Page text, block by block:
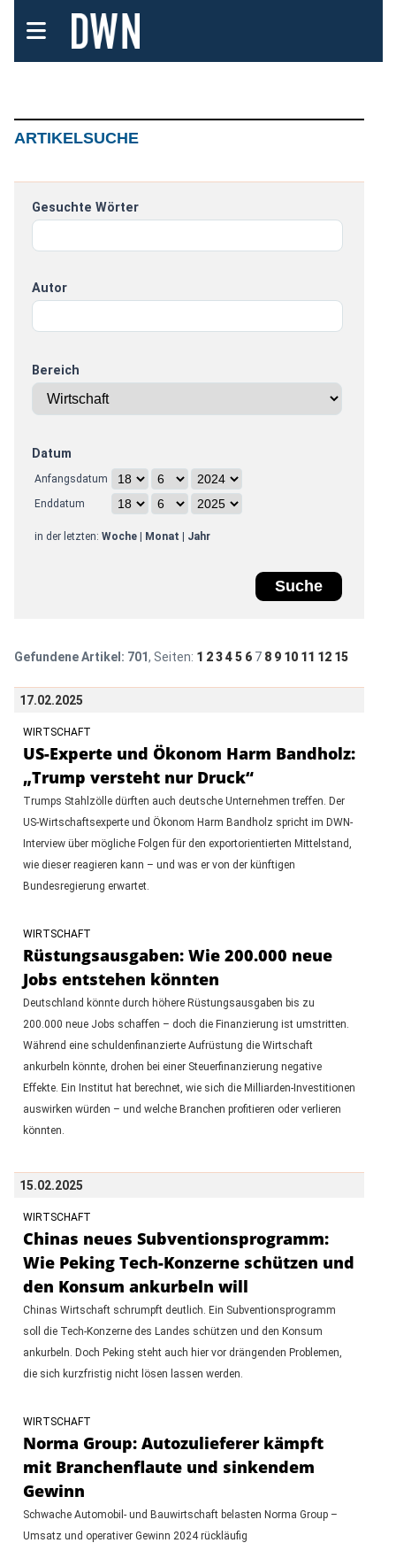
ARTIKELSUCHE
Gesuchte Wörter
Autor
Bereich
Datum
Anfangsdatum
Enddatum
in der letzten: Woche| Monat Jahr
Gefundene Artikel: 701, Seiten: 1 2 3 4 5 6 7 8 9 10 11 12 15
17.02.2025
WIRTSCHAFT
US-Experte und Ökonom Harm Bandholz:
„Trump versteht nur Druck“
Trumps Stahlzölle dürften auch deutsche Unternehmen treffen. Der
US-Wirtschaftsexperte und Ökonom Harm Bandholz spricht im DWN-
Interview über mögliche Folgen für den exportorientierten Mittelstand,
wie dieser reagieren kann – und was er von der künftigen
Bundesregierung erwartet.
WIRTSCHAFT
Rüstungsausgaben: Wie 200.000 neue
Jobs entstehen könnten
Deutschland könnte durch höhere Rüstungsausgaben bis zu
200.000 neue Jobs schaffen – doch die Finanzierung ist umstritten.
Während eine schuldenfinanzierte Aufrüstung die Wirtschaft
ankurbeln könnte, drohen bei einer Steuerfinanzierung negative
Effekte. Ein Institut hat berechnet, wie sich die Milliarden-Investitionen
auswirken würden – und welche Branchen profitieren oder verlieren
könnten.
15.02.2025
WIRTSCHAFT
Chinas neues Subventionsprogramm:
Wie Peking Tech-Konzerne schützen und
den Konsum ankurbeln will
Chinas Wirtschaft schrumpft deutlich. Ein Subventionsprogramm
soll die Tech-Konzerne des Landes schützen und den Konsum
ankurbeln. Doch Peking steht auch hier vor drängenden Problemen,
die sich kurzfristig nicht lösen lassen werden.
WIRTSCHAFT
Norma Group: Autozulieferer kämpft
mit Branchenflaute und sinkendem
Gewinn
Schwache Automobil- und Bauwirtschaft belasten Norma Group –
Umsatz und operativer Gewinn 2024 rückläufig